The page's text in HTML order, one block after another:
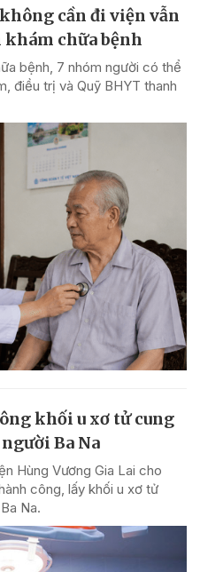
cần đi viện vẫn
khám chữa bệnh
bệnh, 7 nhóm người có thể
điều trị và Quỹ BHYT thanh
khối u xơ tử cung
Ba Na
Hùng Vương Gia Lai cho
công, lấy khối u xơ tử
Na.